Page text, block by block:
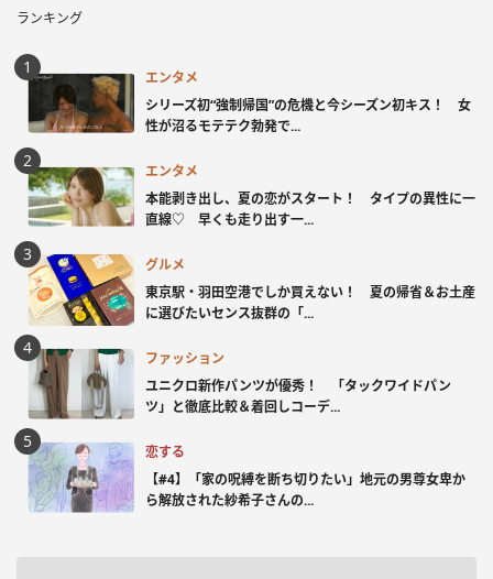
ランキング
エンタメ
シリーズ初“強制帰国”の危機と今シーズン初キス！ 女
性が沼るモテテク勃発で...
エンタメ
本能剥き出し、夏の恋がスタート！ タイプの異性に一
直線♡ 早くも走り出す一...
グルメ
東京駅・羽田空港でしか買えない！ 夏の帰省＆お土産
に選びたいセンス抜群の「...
ファッション
ユニクロ新作パンツが優秀！ 「タックワイドパン
ツ」と徹底比較＆着回しコーデ...
恋する
【#4】「家の呪縛を断ち切りたい」地元の男尊女卑か
ら解放された紗希子さんの...